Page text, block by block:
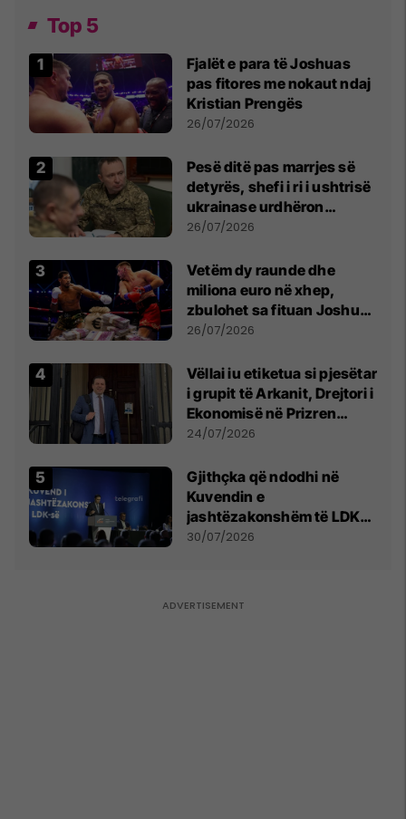
Top 5
Fjalët e para të Joshuas
pas fitores me nokaut ndaj
Kristian Prengës
26/07/2026
Pesë ditë pas marrjes së
detyrës, shefi i ri i ushtrisë
ukrainase urdhëron
kontroll të madh
26/07/2026
Vetëm dy raunde dhe
miliona euro në xhep,
zbulohet sa fituan Joshua
e Prenga
26/07/2026
Vëllai iu etiketua si pjesëtar
i grupit të Arkanit, Drejtori i
Ekonomisë në Prizren
mohon pretendimet
24/07/2026
Gjithçka që ndodhi në
Kuvendin e
jashtëzakonshëm të LDK-
së
30/07/2026